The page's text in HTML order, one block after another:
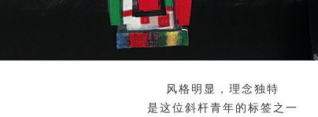
风格明显，理念独特
是这位斜杆青年的标签之一